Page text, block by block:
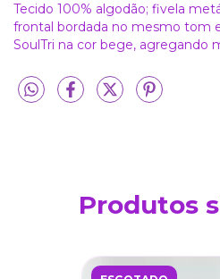
Tecido 100% algodão; fivela
frontal bordada no mesmo tom
SoulTri na cor bege, agregando
Produtos